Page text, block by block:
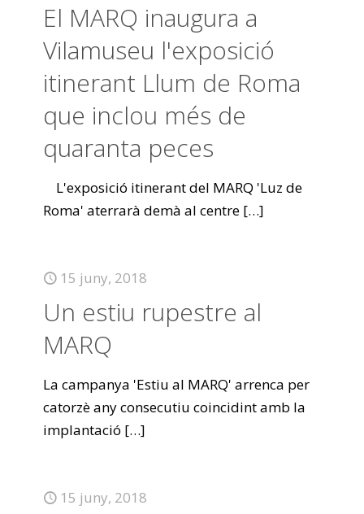
El MARQ inaugura a
Vilamuseu l'exposició
itinerant Llum de Roma
que inclou més de
quaranta peces
L'exposició itinerant del MARQ 'Luz de
Roma' aterrarà demà al centre […]
15 juny, 2018
Un estiu rupestre al
MARQ
La campanya 'Estiu al MARQ' arrenca per
catorzè any consecutiu coincidint amb la
implantació […]
15 juny, 2018